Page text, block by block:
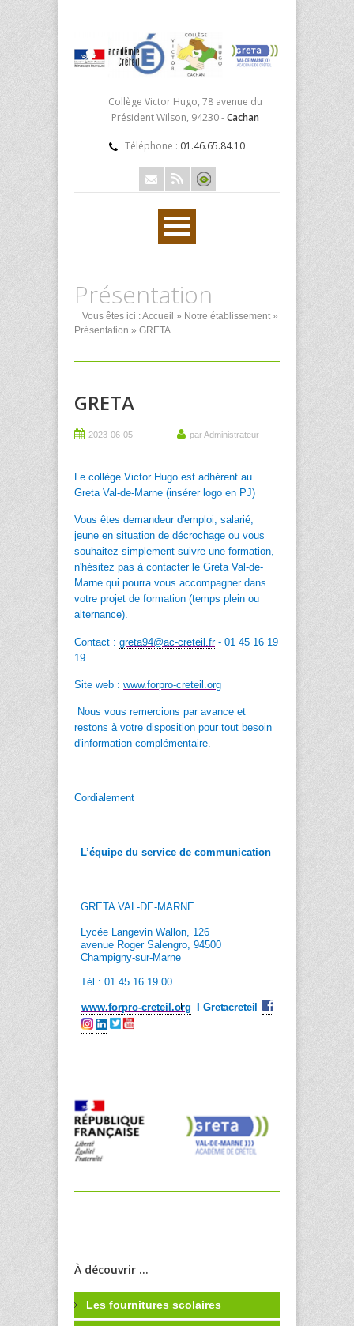
Collège Victor Hugo, 78 avenue du
Président Wilson, 94230 -Cachan
Téléphone : 01.46.65.84.10
Présentation
Vous êtes ici :Accueil » Notre établissement »
Présentation » GRETA
GRETA
2023-06-05 par Administrateur
Le collège Victor Hugo est adhérent au
Greta Val-de-Marne (insérer logo en PJ)
Vous êtes demandeur d'emploi, salarié,
jeune en situation de décrochage ou vous
souhaitez simplement suivre une formation,
n'hésitez pas à contacter le Greta Val-de-
Marne qui pourra vous accompagner dans
votre projet de formation (temps plein ou
alternance).
Contact : greta94@ac-creteil.fr- 01 45 16 19
19
Site web : www.forpro-creteil.org
Nous vous remercions par avance et
restons à votre disposition pour tout besoin
d'information complémentaire.
Cordialement
L’équipe du service de communication
GRETA VAL-DE-MARNE
Lycée Langevin Wallon, 126
avenue Roger Salengro, 94500
Champigny-sur-Marne
Tél : 01 45 16 19 00
www.forpro-creteil.org Gretacreteil
À découvrir ...
Les fournitures scolaires